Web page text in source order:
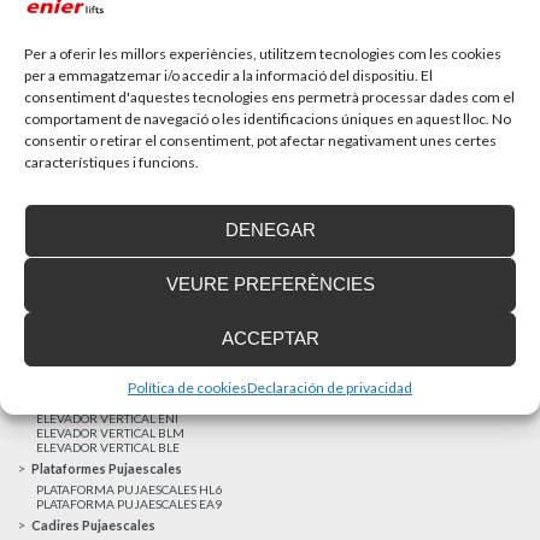
Per a oferir les millors experiències, utilitzem tecnologies com les cookies
per a emmagatzemar i/o accedir a la informació del dispositiu. El
consentiment d'aquestes tecnologies ens permetrà processar dades com el
comportament de navegació o les identificacions úniques en aquest lloc. No
consentir o retirar el consentiment, pot afectar negativament unes certes
característiques i funcions.
ACCEPTAR
DENEGAR
VEURE PREFERÈNCIES
Política de cookiesDeclaración de privacidad
MÉS NOTÍCIES
ELEVADOR UNIFAMILIAR EHP 05
Elevadors Verticals
ELEVADOR VERTICAL ENI
ELEVADOR VERTICAL BLM
ELEVADOR VERTICAL BLE
Plataformes Pujaescales
PLATAFORMA PUJAESCALES HL6
PLATAFORMA PUJAESCALES EA9
Cadires Pujaescales